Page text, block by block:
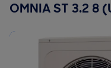
OMNIA ST 3.2 8